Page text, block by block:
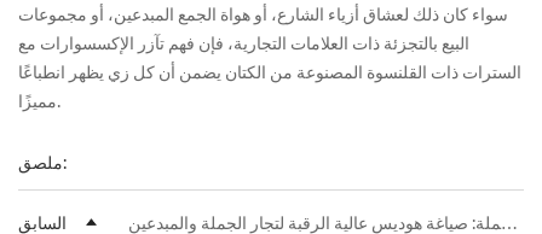
سواء كان ذلك لعشاق أزياء الشارع، أو هواة الجمع المبدعين، أو مجموعات
البيع بالتجزئة ذات العلامات التجارية، فإن فهم تآزر الإكسسوارات مع
السترات ذات القلنسوة المصنوعة من الكتان يضمن أن كل زي يظهر انطباعًا
مميزًا.
ملصق:
السابق من النموذج الأولي إلى الإنتاج بالجملة: صياغة هوديس عالية الرقبة لتجار الجملة والمبدعين